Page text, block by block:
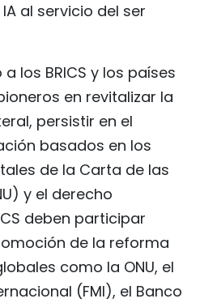
al servicio del ser
los BRICS y los países
en revitalizar la
persistir en el
basados en los
de la Carta de las
y el derecho
deben participar
de la reforma
como la ONU, el
(FMI), el Banco